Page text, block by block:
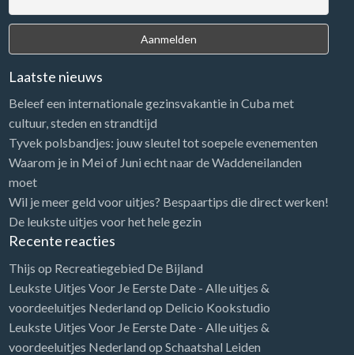
Laatste nieuws
Beleef een internationale gezinsvakantie in Cuba met
cultuur, steden en strandtijd
Tyvek polsbandjes: jouw sleutel tot soepele evenementen
Waarom je in Mei of Juni echt naar de Waddeneilanden
moet
Wil je meer geld voor uitjes? Bespaartips die direct werken!
De leukste uitjes voor het hele gezin
Recente reacties
Thijs op Recreatiegebied De Bijland
Leukste Uitjes Voor Je Eerste Date - Alle uitjes &
voordeeluitjes Nederland op Delicio Kookstudio
Leukste Uitjes Voor Je Eerste Date - Alle uitjes &
voordeeluitjes Nederland op Schaatshal Leiden